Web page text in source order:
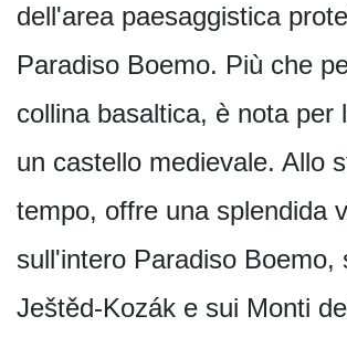
dell'area paesaggistica
Paradiso Boemo. Più che
collina basaltica, è nota per
un castello medievale. Allo
tempo, offre una splendida
sull'intero Paradiso Boemo,
Ještěd-Kozák e sui Monti